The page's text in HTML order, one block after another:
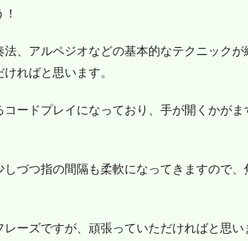
、アルペジオなどの基本的なテクニック
ればと思います。
ードプレイになっており、手が開くかがま
づつ指の間隔も柔軟になってきますので
ーズですが、頑張っていただければと思い